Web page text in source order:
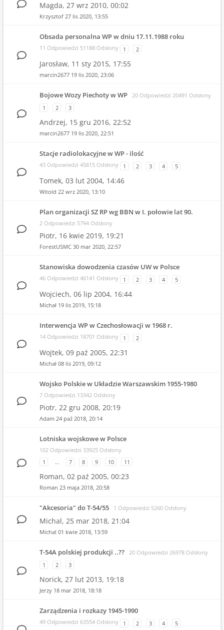
Magda, 27 wrz 2010, 00:02
Krzysztof 27 lis 2020, 13:55
Obsada personalna WP w dniu 17.11.1988 roku
11 Odpowiedzi 51188 Odsłony 1 2
Jarosław, 11 sty 2015, 17:55
marcin2677 19 lis 2020, 23:06
Bojowe Wozy Piechoty w WP 20 Odpowiedzi 20491 Odsłony
1
2 3
Andrzej, 15 gru 2016, 22:52
marcin2677 19 lis 2020, 22:51
Stacje radiolokacyjne w WP - ilość
43 Odpowiedzi 45815 Odsłony 1 2 3 4 5
Tomek, 03 lut 2004, 14:46
Witold 22 wrz 2020, 13:10
Plan organizacji SZ RP wg BBN w I. połowie lat 90.
2 Odpowiedzi 5794 Odsłony
Piotr, 16 kwie 2019, 19:21
ForestUSMC 30 mar 2020, 22:57
Stanowiska dowodzenia czasów UW w Polsce
46 Odpowiedzi 46141 Odsłony 1 2 3 4 5
Wojciech, 06 lip 2004, 16:44
Michał 19 lis 2019, 15:18
Interwencja WP w Czechosłowacji w 1968 r.
14 Odpowiedzi 18701 Odsłony 1 2
Wojtek, 09 paź 2005, 22:31
Michał 08 lis 2019, 09:12
Wojsko Polskie w Układzie Warszawskim 1955-1980
7 Odpowiedzi 13342 Odsłony
Piotr, 22 gru 2008, 20:19
Adam 24 paź 2018, 20:14
Lotniska wojskowe w Polsce
102 Odpowiedzi 33925 Odsłony
1
… 7 8 9 10 11
Roman, 02 paź 2005, 00:23
Roman 23 maja 2018, 20:58
"Akcesoria" do T-54/55 1 Odpowiedzi 5260 Odsłony
Michal, 25 mar 2018, 21:04
Michal 01 kwie 2018, 13:59
T-54A polskiej produkcji ..?? 20 Odpowiedzi 26978 Odsłony
1
2 3
Norick, 27 lut 2013, 19:18
Jerzy 18 mar 2018, 18:18
Zarządzenia i rozkazy 1945-1990
49 Odpowiedzi 63554 Odsłony 1 2 3 4 5